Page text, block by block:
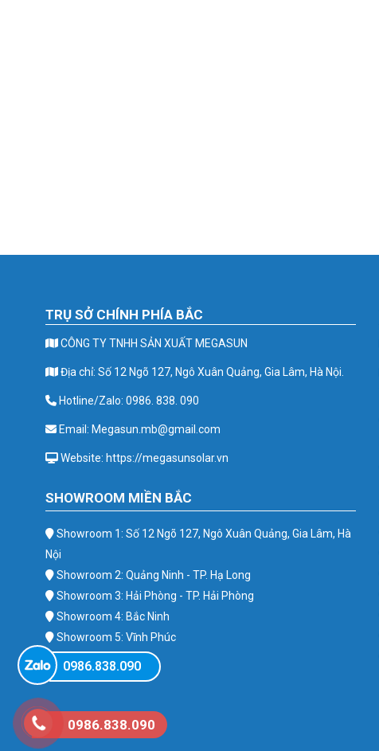
TRỤ SỞ CHÍNH PHÍA BẮC
CÔNG TY TNHH SẢN XUẤT MEGASUN
Địa chỉ: Số 12 Ngõ 127, Ngô Xuân Quảng, Gia Lâm, Hà Nội.
Hotline/Zalo: 0986. 838. 090
Email: Megasun.mb@gmail.com
Website: https://megasunsolar.vn
SHOWROOM MIỀN BẮC
Showroom 1: Số 12 Ngõ 127, Ngô Xuân Quảng, Gia Lâm, Hà
Nội
Showroom 2: Quảng Ninh - TP. Hạ Long
Showroom 3: Hải Phòng - TP. Hải Phòng
Showroom 4: Bắc Ninh
Showroom 5: Vĩnh Phúc
Showroom 6: Ba Vì
0986.838.090
0986.838.090